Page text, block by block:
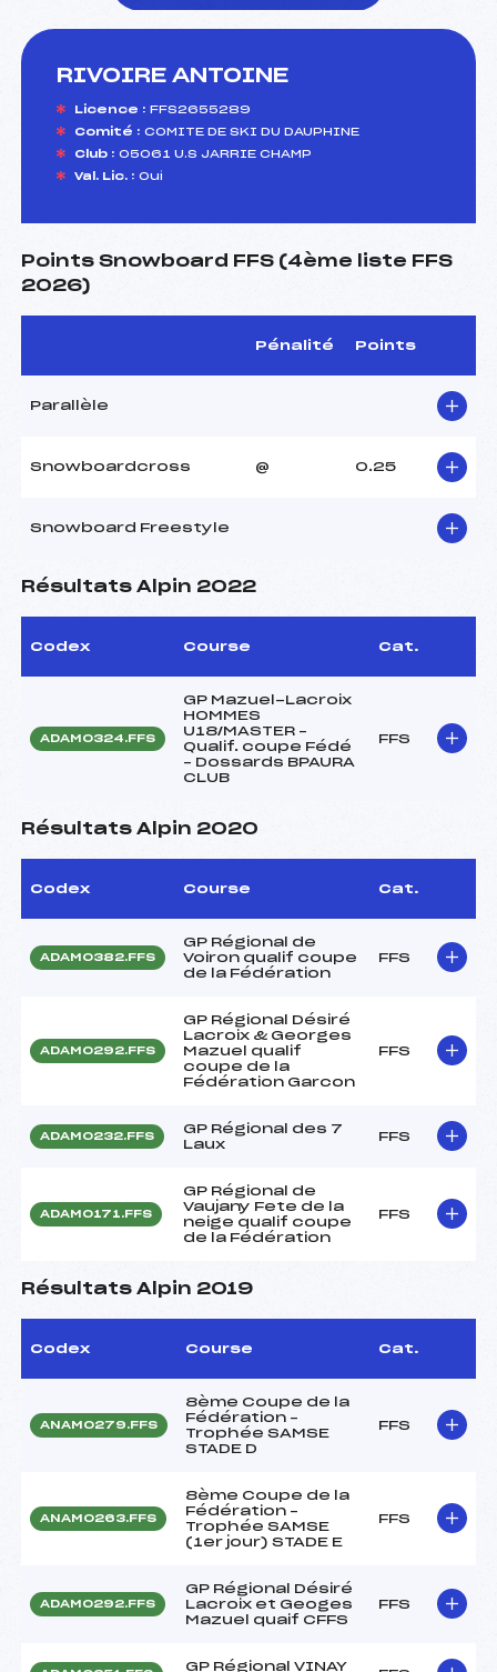
RIVOIRE ANTOINE
Licence : FFS2655289
Comité : COMITE DE SKI DU DAUPHINE
Club : 05061 U.S JARRIE CHAMP
Val. Lic. : Oui
Points Snowboard FFS (4ème liste FFS
2026)
Pénalité Points
Parallèle
Snowboardcross @ 0.25
Snowboard Freestyle
Résultats Alpin 2022
Codex Course Cat.
ADAM0324.FFS
GP Mazuel-Lacroix
HOMMES
U18/MASTER –
Qualif. coupe Fédé
– Dossards BPAURA
CLUB
FFS
Résultats Alpin 2020
Codex Course Cat.
ADAM0382.FFS
GP Régional de
Voiron qualif coupe
de la Fédération
FFS
ADAM0292.FFS
GP Régional Désiré
Lacroix & Georges
Mazuel qualif
coupe de la
Fédération Garcon
FFS
ADAM0232.FFS
GP Régional des 7
Laux
FFS
ADAM0171.FFS
GP Régional de
Vaujany Fete de la
neige qualif coupe
de la Fédération
FFS
Résultats Alpin 2019
Codex Course Cat.
ANAM0279.FFS
8ème Coupe de la
Fédération –
Trophée SAMSE
STADE D
FFS
ANAM0263.FFS
8ème Coupe de la
Fédération –
Trophée SAMSE
(1er jour) STADE E
FFS
ADAM0292.FFS
GP Régional Désiré
Lacroix et Geoges
Mazuel quaif CFFS
FFS
GP Régional VINAY